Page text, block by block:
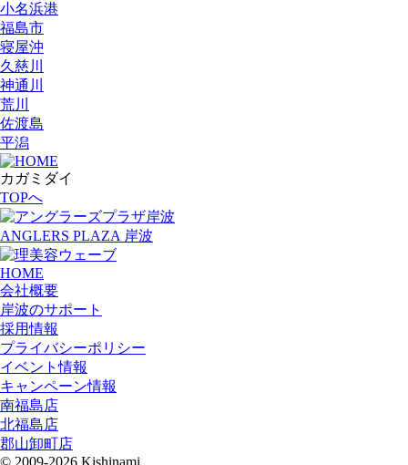
小名浜港
福島市
寝屋沖
久慈川
神通川
荒川
佐渡島
平潟
カガミダイ
TOPへ
ANGLERS PLAZA 岸波
HOME
会社概要
岸波のサポート
採用情報
プライバシーポリシー
イベント情報
キャンペーン情報
南福島店
北福島店
郡山卸町店
© 2009-2026 Kishinami